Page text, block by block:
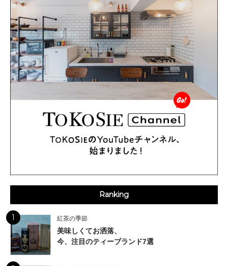
Ranking
1 紅茶の季節
美味しくてお洒落、
今、注目のティーブランド7選